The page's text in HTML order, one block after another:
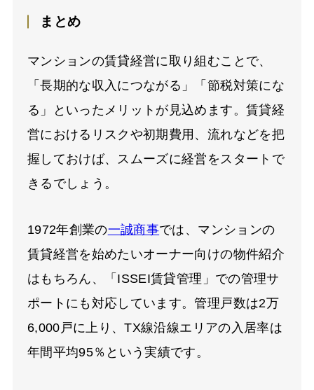
まとめ
マンションの賃貸経営に取り組むことで、
「長期的な収入につながる」「節税対策にな
る」といったメリットが見込めます。賃貸経
営におけるリスクや初期費用、流れなどを把
握しておけば、スムーズに経営をスタートで
きるでしょう。
1972年創業の一誠商事では、マンションの
賃貸経営を始めたいオーナー向けの物件紹介
はもちろん、「ISSEI賃貸管理」での管理サ
ポートにも対応しています。管理戸数は2万
6,000戸に上り、TX線沿線エリアの入居率は
年間平均95％という実績です。